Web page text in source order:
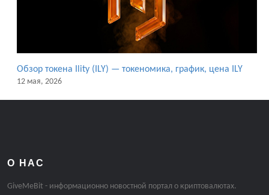
Обзор токена Ility (ILY) — токеномика, график, цена ILY
12 мая, 2026
О НАС
GiveMeBit - информационно новостной портал о криптовалютах.